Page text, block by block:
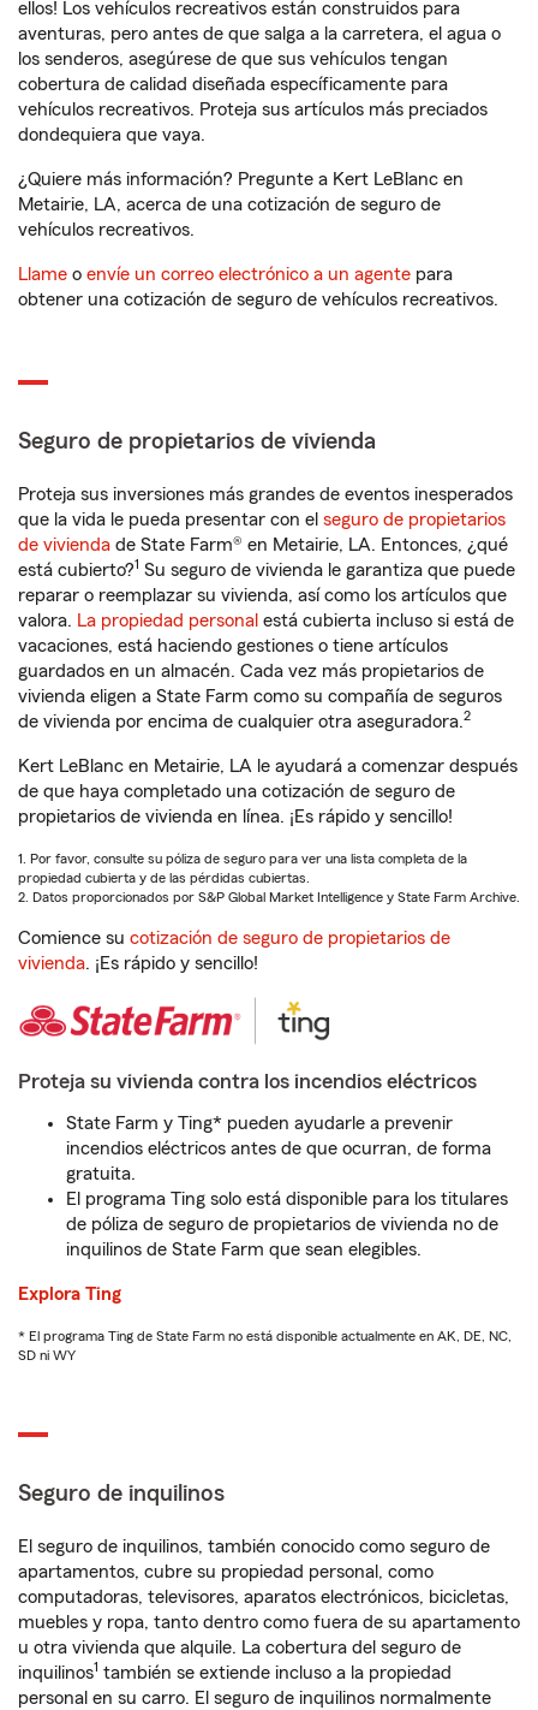
ellos! Los vehículos recreativos están construidos para
aventuras, pero antes de que salga a la carretera, el agua o
los senderos, asegúrese de que sus vehículos tengan
cobertura de calidad diseñada específicamente para
vehículos recreativos. Proteja sus artículos más preciados
dondequiera que vaya.
¿Quiere más información? Pregunte a Kert LeBlanc en
Metairie, LA, acerca de una cotización de seguro de
vehículos recreativos.
Llame o envíe un correo electrónico a un agente para
obtener una cotización de seguro de vehículos recreativos.
Seguro de propietarios de vivienda
Proteja sus inversiones más grandes de eventos inesperados
que la vida le pueda presentar con el seguro de propietarios
de vivienda de State Farm® en Metairie, LA. Entonces, ¿qué
está cubierto?1 Su seguro de vivienda le garantiza que puede
reparar o reemplazar su vivienda, así como los artículos que
valora. La propiedad personal está cubierta incluso si está de
vacaciones, está haciendo gestiones o tiene artículos
guardados en un almacén. Cada vez más propietarios de
vivienda eligen a State Farm como su compañía de seguros
de vivienda por encima de cualquier otra aseguradora.2
Kert LeBlanc en Metairie, LA le ayudará a comenzar después
de que haya completado una cotización de seguro de
propietarios de vivienda en línea. ¡Es rápido y sencillo!
1. Por favor, consulte su póliza de seguro para ver una lista completa de la
propiedad cubierta y de las pérdidas cubiertas.
2. Datos proporcionados por S&P Global Market Intelligence y State Farm Archive.
Comience su cotización de seguro de propietarios de
vivienda. ¡Es rápido y sencillo!
Proteja su vivienda contra los incendios eléctricos
State Farm y Ting* pueden ayudarle a prevenir
incendios eléctricos antes de que ocurran, de forma
gratuita.
El programa Ting solo está disponible para los titulares
de póliza de seguro de propietarios de vivienda no de
inquilinos de State Farm que sean elegibles.
Explora Ting
* El programa Ting de State Farm no está disponible actualmente en AK, DE, NC,
SD ni WY
Seguro de inquilinos
El seguro de inquilinos, también conocido como seguro de
apartamentos, cubre su propiedad personal, como
computadoras, televisores, aparatos electrónicos, bicicletas,
muebles y ropa, tanto dentro como fuera de su apartamento
u otra vivienda que alquile. La cobertura del seguro de
inquilinos1 también se extiende incluso a la propiedad
personal en su carro. El seguro de inquilinos normalmente